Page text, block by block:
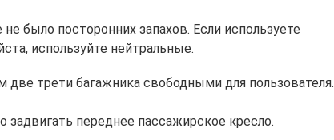
было посторонних запахов. Если используете
используйте нейтральные.
две трети багажника свободными для пользователя.
задвигать переднее пассажирское кресло.